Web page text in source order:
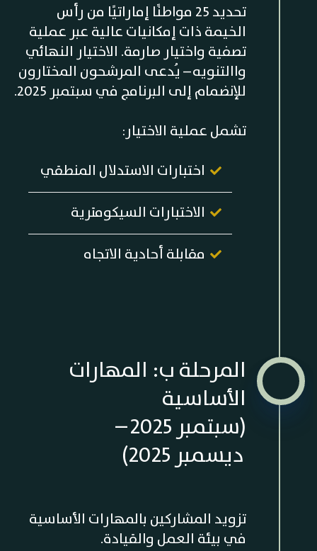
تحديد 25 مواطنًا إماراتيًا من رأس
الخيمة ذات إمكانيات عالية عبر عملية
تصفية واختيار صارمة. الاختيار النهائي
واالتنويه – يُدعى المرشحون المختارون
للإنضمام إلى البرنامج في سبتمبر 2025.
تشمل عملية الاختيار:
اختبارات الاستدلال المنطقي
الاختبارات السيكومترية
مقابلة أحادية الاتجاه
المرحلة ب: المهارات
الأساسية
(سبتمبر 2025 –
ديسمبر 2025)
تزويد المشاركين بالمهارات الأساسية
في بيئة العمل والقيادة.